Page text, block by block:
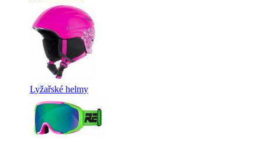
Lyžařské helmy